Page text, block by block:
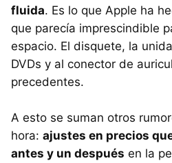
fluida. Es lo que Apple ha
que parecía imprescindible
espacio. El disquete, la
DVDs y al conector de
precedentes.
A esto se suman otros
hora: ajustes en precios
antes y un después en la